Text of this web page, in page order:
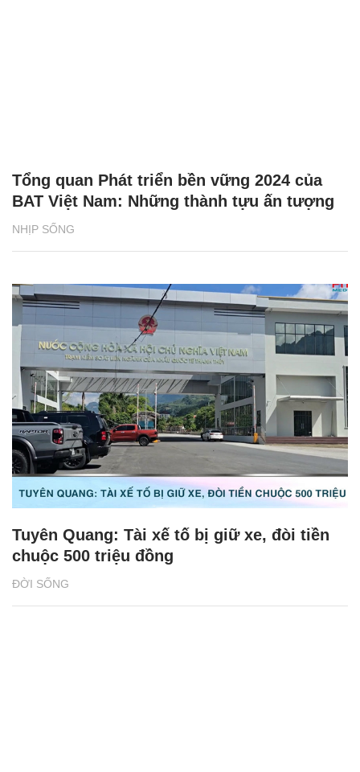
NHỊP SỐNG
Tổng quan Phát triển bền vững 2024 của
BAT Việt Nam: Những thành tựu ấn tượng
ĐỜI SỐNG
Tuyên Quang: Tài xế tố bị giữ xe, đòi tiền
chuộc 500 triệu đồng